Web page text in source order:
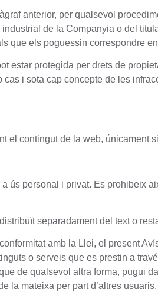
anterior, per qualsevol
de la Companyia o del
que els poguessin correspondre
estar protegida per drets de
i sota cap concepte de les
el contingut de la web, únicament
ús personal i privat. Es prohibeix
separadament del text o
amb la Llei, el present
o serveis que es prestin a
de qualsevol altra forma, pugui
la mateixa per part d’altres usuaris.